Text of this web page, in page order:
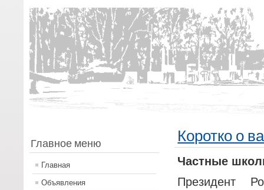
Главное меню
Главная
Объявления
Коротко о
Частные
Президент